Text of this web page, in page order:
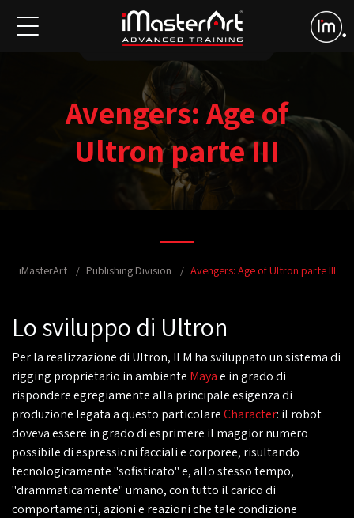
Avengers: Age of
Ultron parte III
iMasterArt Publishing Division Avengers: Age of Ultron parte III
Lo sviluppo di Ultron
Per la realizzazione di Ultron, ILM ha sviluppato un sistema di
rigging proprietario in ambiente Mayae in grado di
rispondere egregiamente alla principale esigenza di
produzione legata a questo particolareCharacter: il robot
doveva essere in grado di esprimere il maggior numero
possibile di espressioni facciali e corporee, risultando
tecnologicamente "sofisticato" e, allo stesso tempo,
"drammaticamente" umano, con tutto il carico di
comportamenti, azioni e reazioni che tale condizione